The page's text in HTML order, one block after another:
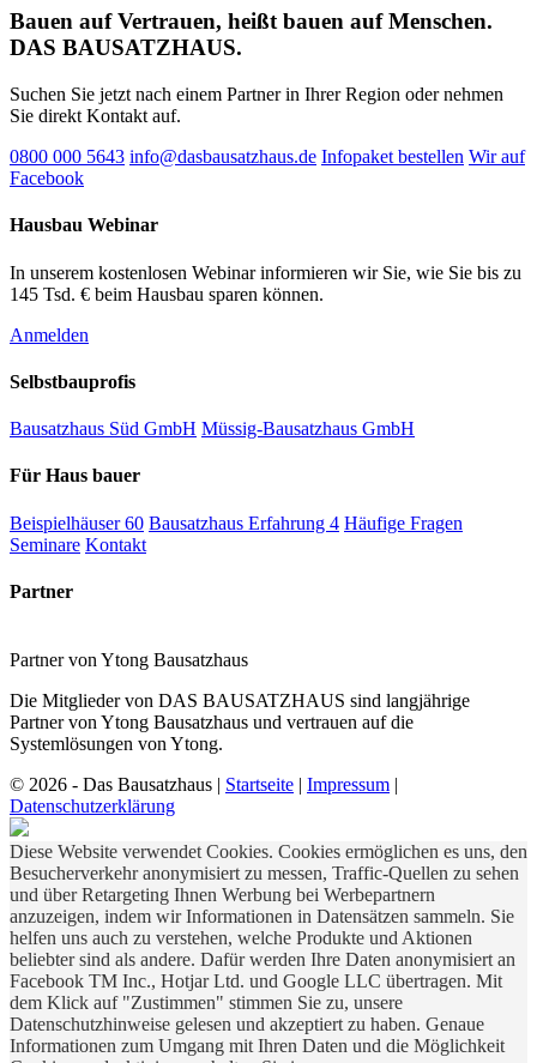
Bauen auf Vertrauen, heißt bauen auf Menschen.
DAS BAUSATZHAUS.
Suchen Sie jetzt nach einem Partner in Ihrer Region oder nehmen
Sie direkt Kontakt auf.
0800 000 5643 info@dasbausatzhaus.de Infopaket bestellen Wir auf
Facebook
Hausbau Webinar
In unserem kostenlosen Webinar informieren wir Sie, wie Sie bis zu
145 Tsd. € beim Hausbau sparen können.
Anmelden
Selbstbauprofis
Bausatzhaus Süd GmbH Müssig-Bausatzhaus GmbH
Für Haus bauer
Beispielhäuser60 Bausatzhaus Erfahrung 4 Häufige Fragen
Seminare Kontakt
Partner
Partner von Ytong Bausatzhaus
Die Mitglieder von DAS BAUSATZHAUS sind langjährige
Partner von Ytong Bausatzhaus und vertrauen auf die
Systemlösungen von Ytong.
© 2026 - Das Bausatzhaus | Startseite | Impressum |
Datenschutzerklärung
Diese Website verwendet Cookies. Cookies ermöglichen es uns, den
Besucherverkehr anonymisiert zu messen, Traffic-Quellen zu sehen
und über Retargeting Ihnen Werbung bei Werbepartnern
anzuzeigen, indem wir Informationen in Datensätzen sammeln. Sie
helfen uns auch zu verstehen, welche Produkte und Aktionen
beliebter sind als andere. Dafür werden Ihre Daten anonymisiert an
Facebook TM Inc., Hotjar Ltd. und Google LLC übertragen. Mit
dem Klick auf "Zustimmen" stimmen Sie zu, unsere
Datenschutzhinweise gelesen und akzeptiert zu haben. Genaue
Informationen zum Umgang mit Ihren Daten und die Möglichkeit